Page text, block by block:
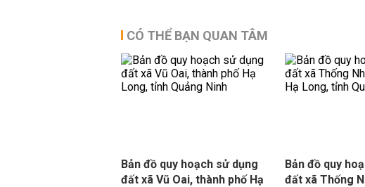
CÓ THỂ BẠN QUAN TÂM
Bản đồ quy hoạch sử dụng
đất xã Vũ Oai, thành phố Hạ
Bản đồ quy
đất xã Thống